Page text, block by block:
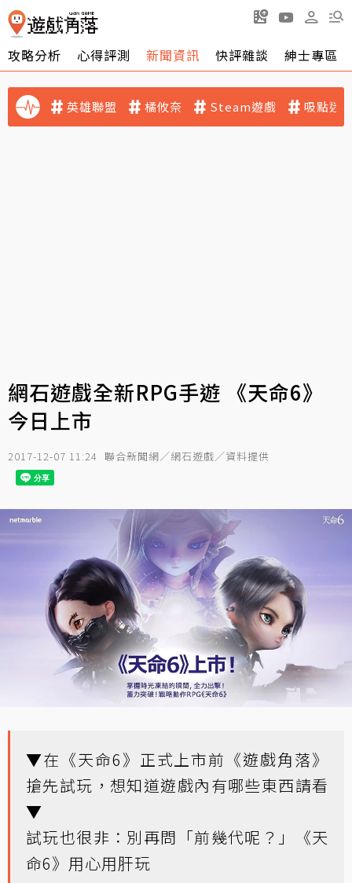
攻略分析 心得評測 新聞資訊 快評雜談 紳士專區
英雄聯盟 橘攸奈 Steam遊戲 吸點迷
網石遊戲全新RPG手遊 《天命6》
今日上市
2017-12-07 11:24 聯合新聞網／網石遊戲／資料提供
▼在《天命6》正式上市前《遊戲角落》
搶先試玩，想知道遊戲內有哪些東西請看
▼
試玩也很非：別再問「前幾代呢？」《天
命6》用心用肝玩